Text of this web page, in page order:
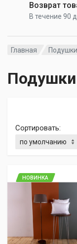
Возврат
В течение 90
Главная Подушки
Сортировать:
НОВИНКА